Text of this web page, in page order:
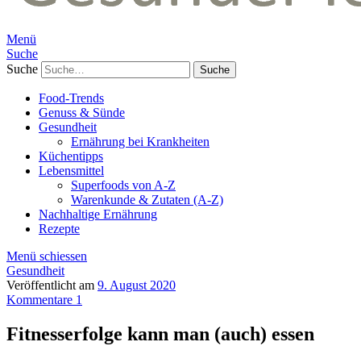
Menü
Suche
Suche
Food-Trends
Genuss & Sünde
Gesundheit
Ernährung bei Krankheiten
Küchentipps
Lebensmittel
Superfoods von A-Z
Warenkunde & Zutaten (A-Z)
Nachhaltige Ernährung
Rezepte
Menü schiessen
Gesundheit
Veröffentlicht am 9. August 2020
Kommentare 1
Fitnesserfolge kann man (auch) essen